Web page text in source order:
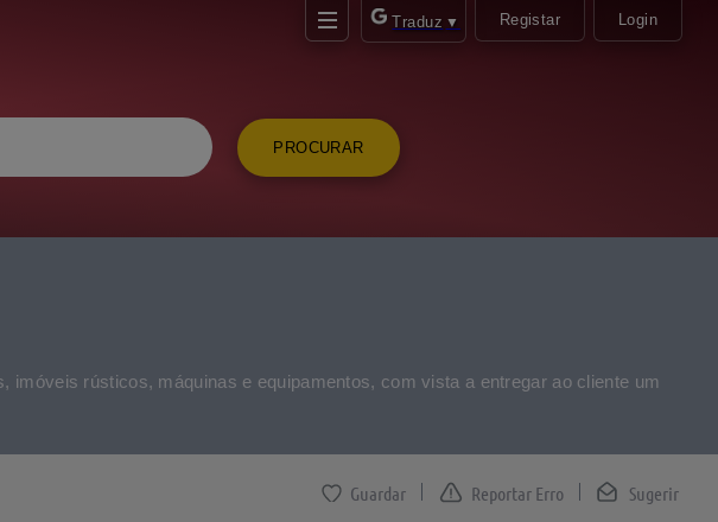
Traduz ▼ Registar Login
PROCURAR
rústicos, máquinas e equipamentos, com vista a entregar ao cliente um
Sugerir
Reportar Erro